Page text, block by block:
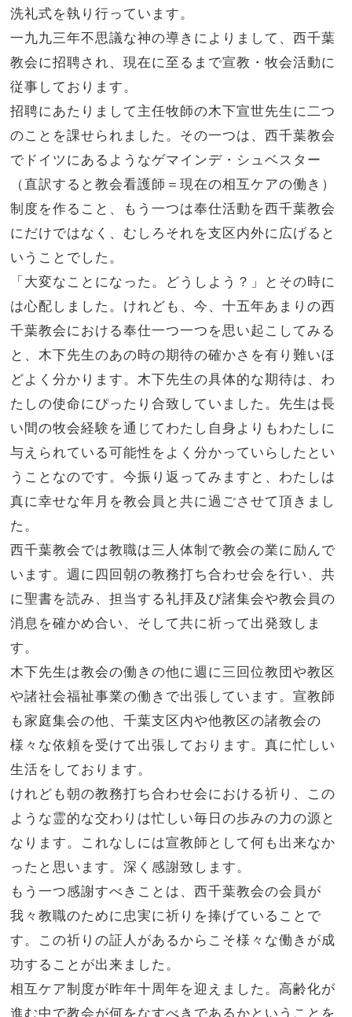
洗礼式を執り行っています。
一九九三年不思議な神の導きによりまして、西千葉
教会に招聘され、現在に至るまで宣教・牧会活動に
従事しております。
招聘にあたりまして主任牧師の木下宣世先生に二つ
のことを課せられました。その一つは、西千葉教会
でドイツにあるようなゲマインデ・シュベスター
（直訳すると教会看護師＝現在の相互ケアの働き）
制度を作ること、もう一つは奉仕活動を西千葉教会
にだけではなく、むしろそれを支区内外に広げると
いうことでした。
「大変なことになった。どうしよう？」とその時に
は心配しました。けれども、今、十五年あまりの西
千葉教会における奉仕一つ一つを思い起こしてみる
と、木下先生のあの時の期待の確かさを有り難いほ
どよく分かります。木下先生の具体的な期待は、わ
たしの使命にぴったり合致していました。先生は長
い間の牧会経験を通じてわたし自身よりもわたしに
与えられている可能性をよく分かっていらしたとい
うことなのです。今振り返ってみますと、わたしは
真に幸せな年月を教会員と共に過ごさせて頂きまし
た。
西千葉教会では教職は三人体制で教会の業に励んで
います。週に四回朝の教務打ち合わせ会を行い、共
に聖書を読み、担当する礼拝及び諸集会や教会員の
消息を確かめ合い、そして共に祈って出発致しま
す。
木下先生は教会の働きの他に週に三回位教団や教区
や諸社会福祉事業の働きで出張しています。宣教師
も家庭集会の他、千葉支区内や他教区の諸教会の
様々な依頼を受けて出張しております。真に忙しい
生活をしております。
けれども朝の教務打ち合わせ会における祈り、この
ような霊的な交わりは忙しい毎日の歩みの力の源と
なります。これなしには宣教師として何も出来なか
ったと思います。深く感謝致します。
もう一つ感謝すべきことは、西千葉教会の会員が
我々教職のために忠実に祈りを捧げていることで
す。この祈りの証人があるからこそ様々な働きが成
功することが出来ました。
相互ケア制度が昨年十周年を迎えました。高齢化が
進む中で教会が何をなすべきであるかということを